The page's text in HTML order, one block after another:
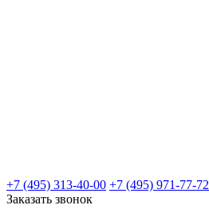
+7 (495) 313-40-00 +7 (495) 971-77-72
Заказать звонок